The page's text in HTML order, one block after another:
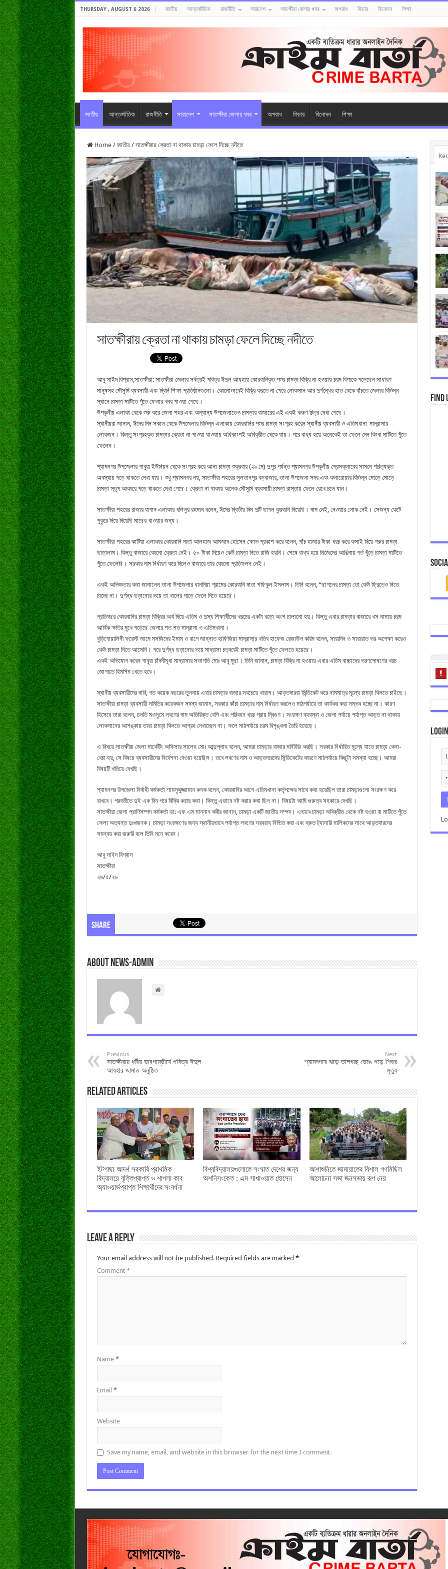
THURSDAY , AUGUST 6 2026 জাতীয় আন্তর্জাতিক রাজনীতি সারাদেশ সাতক্ষীরা জেলার খবর অপরাধ ফিচার বিনোদন শিক্ষা
জাতীয় আন্তর্জাতিক রাজনীতি সারাদেশ সাতক্ষীরা জেলার খবর অপরাধ ফিচার বিনোদন শিক্ষা
Home / জাতীয় / সাতক্ষীরায় ক্রেতা না থাকায় চামড়া ফেলে দিচ্ছে নদীতে
সাতক্ষীরায় ক্রেতা না থাকায় চামড়া ফেলে দিচ্ছে নদীতে
আবু সাইদ বিশ্বাস,সাতক্ষীরা: সাতক্ষীরা জেলার সর্বত্রই পবিত্র ঈদুল আযহায় কোরবানিকৃত পশুর চামড়া বিক্রি না হওয়ায় চরম বিপাকে পড়েছেন সাধারণ
মানুষসহ মৌসুমি ব্যবসায়ী এবং দ্বিনি শিক্ষা প্রতিষ্ঠানগুলো। কোনোভাবেই বিক্রি করতে না পেরে লোকসান আর দুর্গন্ধের হাত থেকে বাঁচতে জেলার বিভিন্ন
স্থানে চামড়া মাটিতে পুঁতে ফেলার খবর পাওয়া গেছে।
উপকূলীয় এলাকা থেকে শুরু করে জেলা শহর এবং অন্যান্য উপজেলাতেও চামড়ার বাজারের এই একই করুণ চিত্র দেখা গেছে।
স্থানীয়রা জানান, ঈদের দিন সকাল থেকে উপজেলার বিভিন্ন এলাকায় কোরবানির পশুর চামড়া সংগ্রহ করেন স্থানীয় ব্যবসায়ী ও এতিমখানা-মাদ্রাসার
লোকজন। কিন্তু সংগ্রহকৃত চামড়ার ক্রেতা না পাওয়া যাওয়ায় অধিকাংশই অবিক্রীত থেকে যায়। পরে বাধ্য হয়ে অনেকেই তা ফেলে দেন কিংবা মাটিতে পুঁতে
ফেলেন।
শ্যামনগর উপজেলার গাবুরা ইউনিয়ন থেকে সংগ্রহ করে আনা চামড়া শুক্রবার (২৯ মে) দুপুর পর্যন্ত শ্যামনগর উপকূলীয় প্রেসক্লাবের সামনে পরিত্যক্ত
অবস্থায় পড়ে থাকতে দেখা যায়। শুধু শ্যামনগর নয়, সাতক্ষীরা শহরের সুলতানপুর বড়বাজার, তালা উপজেলা সদর এবং কলারোয়ার বিভিন্ন মোড়ে মোড়ে
চামড়া স্তূপ আকারে পড়ে থাকতে দেখা গেছে। ক্রেতা না থাকায় অনেক মৌসুমি ব্যবসায়ী চামড়া রাস্তায় ফেলে রেখে চলে যান।
সাতক্ষীরা শহরের রাজার বাগান এলাকার খলিলুর রহমান বলেন, ঈদের দ্বিতীয় দিন দুটি ছাগল কুরবানি দিয়েছি। দাম নেই, নেওয়ার লোক নেই। সেজন্য কেটে
পুকুরে দিয়ে দিয়েছি মাছের খাওয়ার জন্য।
সাতক্ষীরা শহরের কাটিয়া এলাকার কোরবানি দাতা আলহাজ আমজাদ হোসেন ক্ষোভ প্রকাশ করে বলেন, পাঁচ হাজার টাকা খরচ করে কসাই দিয়ে গরুর চামড়া
ছাড়ালাম। কিন্তু বাজারে কোনো ক্রেতা নেই। ৫০ টাকা দিয়েও কেউ চামড়া নিতে রাজি হয়নি। শেষে বাধ্য হয়ে নিজেদের আঙিনায় গর্ত খুঁড়ে চামড়া মাটিতে
পুঁতে ফেলেছি। সরকার দাম নির্ধারণ করে দিলেও বাজারে তার কোনো প্রতিফলন নেই।
একই অভিজ্ঞতার কথা জানালেন তালা উপজেলার ধানদিয়া গ্রামের কোরবানি দাতা শফিকুল ইসলাম। তিনি বলেন, “ছাগলের চামড়া তো কেউ ফ্রিতেও নিতে
চাচ্ছে না। দুর্গন্ধ ছড়ানোর ভয়ে তা খালের পাড়ে ফেলে দিতে হয়েছে।
প্রতিবছর কোরবানির চামড়া বিক্রির অর্থ দিয়ে এতিম ও দুস্থ শিক্ষার্থীদের খরচের একটা বড়ো অংশ চালানো হয়। কিন্তু এবার চামড়ার বাজারে ধস নামায় চরম
আর্থিক ক্ষতির মুখে পড়েছে জেলার শত শত মাদ্রাসা ও এতিমখানা।
বুড়িগোয়ালিনী ফরেস্ট জামে মসজিদের ইমাম ও বাগে জান্নাত হাফিজিয়া মাদ্রাসার খতিব হাফেজ রেজাউল করিম বলেন, সারাদিন ও সারারাত ভর অপেক্ষা করেও
কেউ চামড়া নিতে আসেনি। পরে দুর্গন্ধ ছড়ানোর ভয়ে মাদ্রাসা চত্বরেই চামড়া মাটিতে পুঁতে ফেলতে হয়েছে।
একই অভিযোগ করেন গাবুরা চাঁদনীমূখা মাদ্রাসার সভাপতি মোঃ আবু মুছা। তিনি জানান, চামড়া বিক্রি না হওয়ায় এবার এতিম বাচ্চাদের ভরণপোষণের খরচ
জোগাতে হিমশিম খেতে হবে।
স্থানীয় ব্যবসায়ীদের দাবি, গত কয়েক বছরের তুলনায় এবার চামড়ার বাজার সবচেয়ে খারাপ। আড়তদাররা সিন্ডিকেট করে নামমাত্র মূল্যে চামড়া কিনতে চাইছে।
সাতক্ষীরা চামড়া ব্যবসায়ী সমিতির কয়েকজন সদস্য জানান, সরকার কাঁচা চামড়ার দাম নির্ধারণ করলেও মাঠপর্যায়ে তা কার্যকর করা সম্ভব হচ্ছে না। কারণ
হিসেবে তারা বলেন, চলতি মওসুমে লবণের দাম অতিরিক্ত বেশি এবং পরিবহন খরচ প্রায় দ্বিগুণ। সংরক্ষণ ব্যবস্থা ও জেলা পর্যায়ে পর্যাপ্ত আড়ত না থাকায়
লোকসানের আশঙ্কায় তারা চামড়া কিনতে আগ্রহ দেখাচ্ছেন না। ফলে মাঠপর্যায়ে চরম বিশৃঙ্খলা তৈরি হয়েছে।
এ বিষয়ে সাতক্ষীরা জেলা মার্কেটিং অফিসার সালেহ মোঃ আব্দুল্লাহ বলেন, আমরা চামড়ার বাজার মনিটরিং করছি। সরকার নির্ধারিত মূল্যে যাতে চামড়া কেনা-
বেচা হয়, সে বিষয়ে ব্যবসায়ীদের নির্দেশনা দেওয়া হয়েছিল। তবে লবণের দাম ও আড়তদারদের সিন্ডিকেটের কারণে মাঠপর্যায়ে কিছুটা সমস্যা হচ্ছে। আমরা
বিষয়টি খতিয়ে দেখছি।
শ্যামনগর উপজেলা নির্বাহী কর্মকর্তা শামসুদ্দুজ্জামান কনক বলেন, কোরবানির আগে এতিমখানা কর্তৃপক্ষের সাথে কথা হয়েছিল তারা চামড়াগুলো সংরক্ষণ করে
রাখবে। পরবর্তীতে দুই এক দিন পরে বিক্রি করার কথা। কিন্তু এভাবে নষ্ট করার কথা ছিল না। বিষয়টা আমি গুরুত্ব সহকারে দেখছি।
সাতক্ষীরা জেলা প্রাণিসম্পদ কর্মকর্তা ডা: এফ এম মান্নান কবীর জানান, চামড়া একটি জাতীয় সম্পদ। এভাবে চামড়া অবিক্রীত থেকে নষ্ট হওয়া বা মাটিতে পুঁতে
ফেলা অত্যন্ত দুঃখজনক। চামড়া সংরক্ষণের জন্য স্থানীয়ভাবে পর্যাপ্ত লবণের সরবরাহ নিশ্চিত করা এবং দ্রুত ট্যানারি মালিকদের সাথে আড়তদারদের
সমন্বয় করা জরুরি বলে তিনি মনে করেন।
আবু সাইদ বিশ্বাস
সাতক্ষীরা
২৯/৫/২৬
Share
About news-admin
Previous
সাতক্ষীরায় ধর্মীয় ভাবগাম্ভীর্যে পবিত্র ঈদুল
আযহার জামাত অনুষ্ঠিত
Next
শ্যামনগরে ঝড়ে তালগাছ ভেঙে পড়ে শিশুর
মৃত্যু
Related Articles
ইটগাছা আদর্শ সরকারি প্রাথমিক
বিদ্যালয়ে বৃত্তিপ্রাপ্ত ও শাপলা কাব
অ্যাওয়ার্ডপ্রাপ্ত শিক্ষার্থীদের সংবর্ধনা
বিশ্ববিদ্যালয়গুলোতে সংঘাত দেশের জন্য
অশনিসংকেত : এম সাখাওয়াত হোসেন
আশাশুনিতে জামায়াতের বিশাল গণমিছিল
আলোচনা সভা জনসভায় রূপ নেয়
Leave a Reply
Your email address will not be published. Required fields are marked *
Comment *
Name *
Email *
Website
Save my name, email, and website in this browser for the next time I comment.
Find
Login